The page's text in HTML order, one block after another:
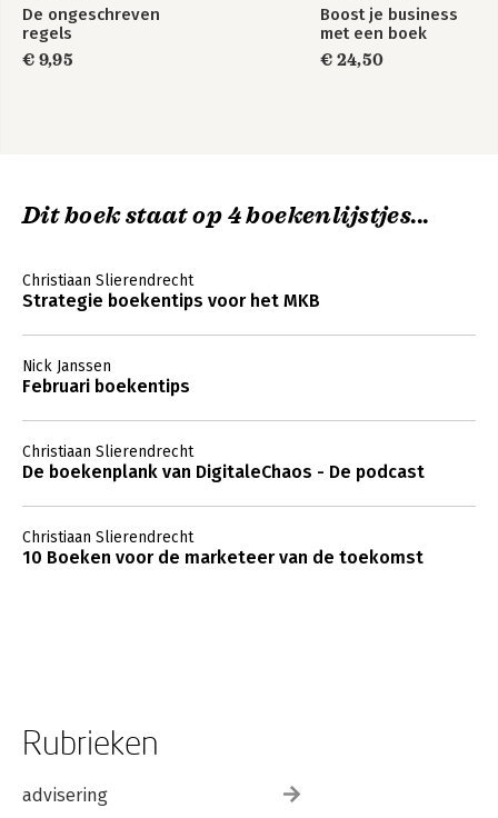
De ongeschreven
regels
€ 9,95
Boost je business
met een boek
€ 24,50
Dit boek staat op 4 boekenlijstjes...
Christiaan Slierendrecht
Strategie boekentips voor het MKB
Nick Janssen
Februari boekentips
Christiaan Slierendrecht
De boekenplank van DigitaleChaos - De podcast
Christiaan Slierendrecht
10 Boeken voor de marketeer van de toekomst
Rubrieken
advisering